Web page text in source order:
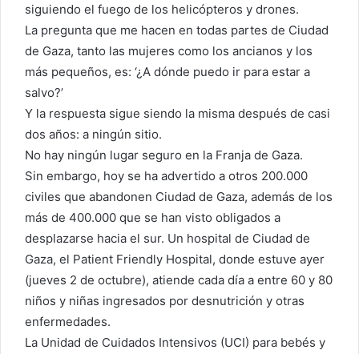
siguiendo el fuego de los helicópteros y drones.
La pregunta que me hacen en todas partes de Ciudad
de Gaza, tanto las mujeres como los ancianos y los
más pequeños, es: ‘¿A dónde puedo ir para estar a
salvo?’
Y la respuesta sigue siendo la misma después de casi
dos años: a ningún sitio.
No hay ningún lugar seguro en la Franja de Gaza.
Sin embargo, hoy se ha advertido a otros 200.000
civiles que abandonen Ciudad de Gaza, además de los
más de 400.000 que se han visto obligados a
desplazarse hacia el sur. Un hospital de Ciudad de
Gaza, el Patient Friendly Hospital, donde estuve ayer
(jueves 2 de octubre), atiende cada día a entre 60 y 80
niños y niñas ingresados por desnutrición y otras
enfermedades.
La Unidad de Cuidados Intensivos (UCI) para bebés y